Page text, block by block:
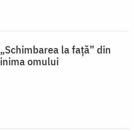
„Schimbarea la față” din
inima omului